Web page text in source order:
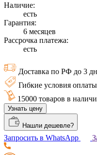
Наличие:
есть
Гарантия:
6 месяцев
Рассрочка платежа:
есть
Доставка по РФ до 3
Гибкие условия оплаты
15000 товаров в
Узнать цену
Нашли дешевле?
Запросить в WhatsApp